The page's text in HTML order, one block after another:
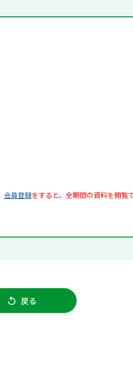
会員登録をすると、全期間の資料を閲覧
戻る